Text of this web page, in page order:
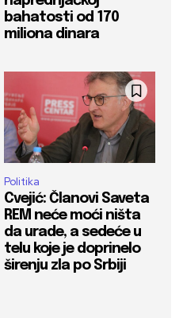
bahatosti od 170
miliona dinara
Politika
Cvejić: Članovi Saveta
REM neće moći ništa
da urade, a sedeće u
telu koje je doprinelo
širenju zla po Srbiji